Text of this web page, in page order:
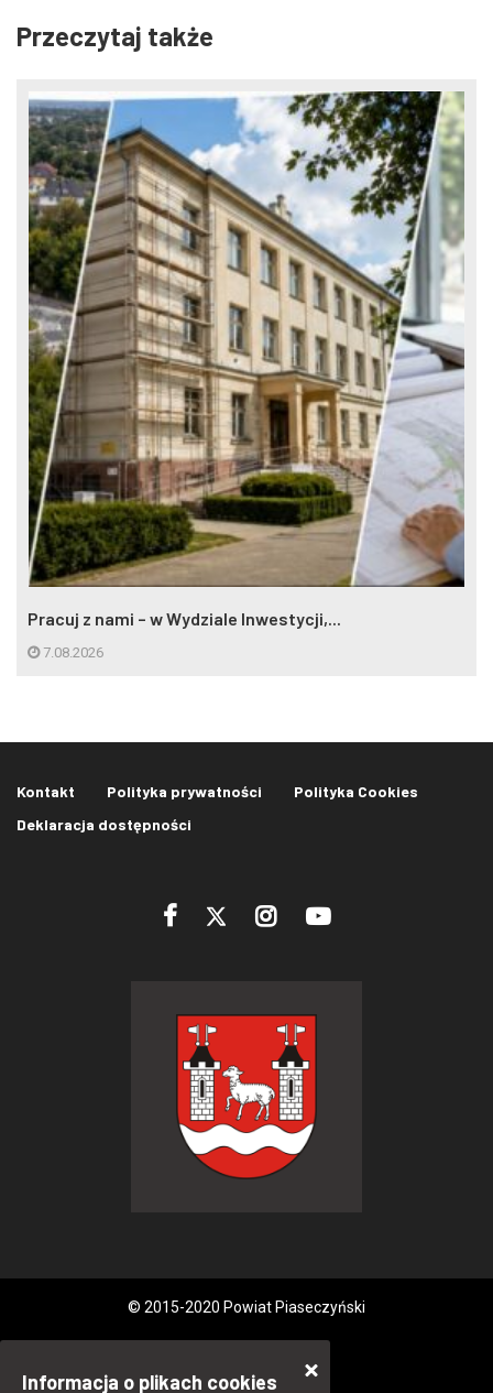
Przeczytaj także
Pracuj z nami – w Wydziale Inwestycji,...
7.08.2026
Kontakt Polityka prywatności
Polityka Cookies
Deklaracja dostępności
© 2015-2020 Powiat Piaseczyński
Informacja o plikach cookies